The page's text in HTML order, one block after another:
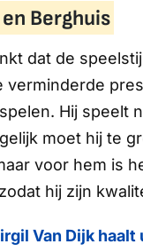
Berghuis
dat de
verminderde
Hij speelt
moet hij te
voor hem is
hij zijn
Van Dijk